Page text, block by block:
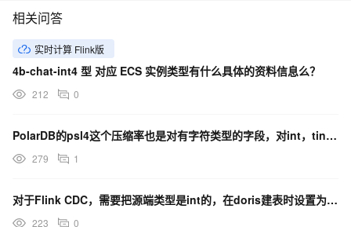
相关问答
实时计算 Flink版
4b-chat-int4 型 对应 ECS 实例类型有什么具体的资料信息么？
212 0
PolarDB的psl4这个压缩率也是对有字符类型的字段，对int，tinyint这种压缩效果差么？
279 1
对于Flink CDC，需要把源端类型是int的，在doris建表时设置为bigint吗？
223 0